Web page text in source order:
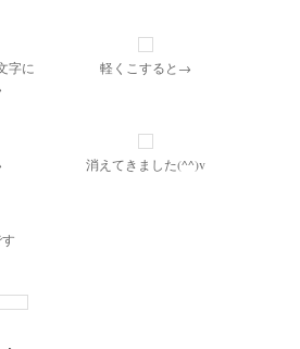
字に
軽くこすると→
消えてきました(^^)v